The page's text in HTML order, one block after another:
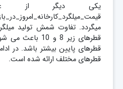
یکی دیگر از
میگردد. تفاوت شمش تولید
قطرهای زیر 8 و
قطرهای پایین بیشتر باشد. در
قطرهای مختلف ارائه شده است.